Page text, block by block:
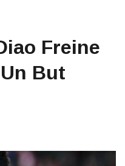
Freine
But